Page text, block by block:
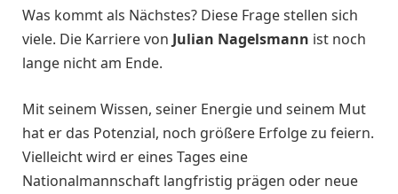
Was kommt als Nächstes? Diese Frage stellen sich
viele. Die Karriere von Julian Nagelsmann ist noch
lange nicht am Ende.
Mit seinem Wissen, seiner Energie und seinem Mut
hat er das Potenzial, noch größere Erfolge zu feiern.
Vielleicht wird er eines Tages eine
Nationalmannschaft langfristig prägen oder neue